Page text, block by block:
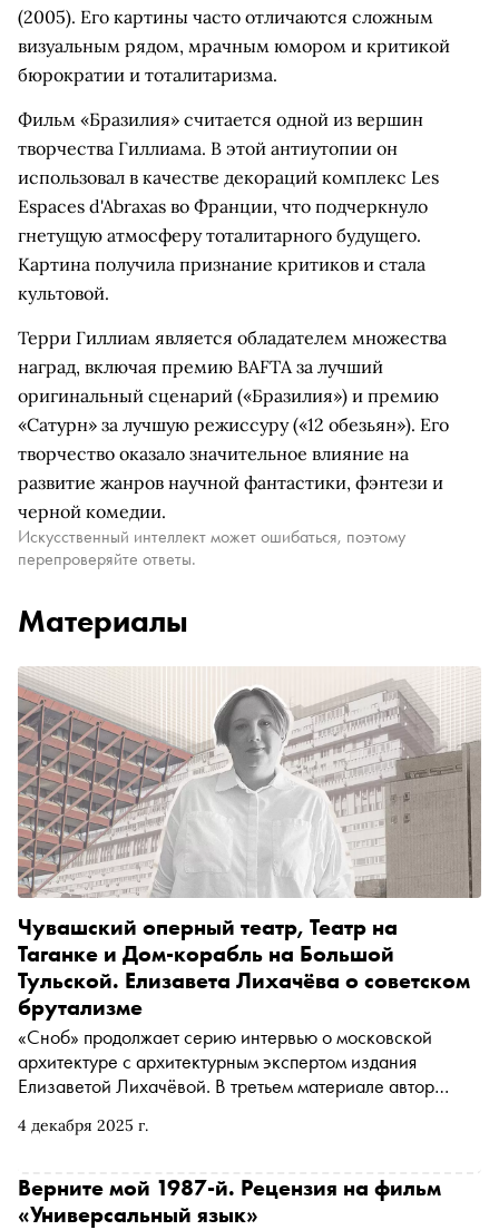
(2005). Его картины часто отличаются сложным
визуальным рядом, мрачным юмором и критикой
бюрократии и тоталитаризма.
Фильм «Бразилия» считается одной из вершин
творчества Гиллиама. В этой антиутопии он
использовал в качестве декораций комплекс Les
Espaces d'Abraxas во Франции, что подчеркнуло
гнетущую атмосферу тоталитарного будущего.
Картина получила признание критиков и стала
культовой.
Терри Гиллиам является обладателем множества
наград, включая премию BAFTA за лучший
оригинальный сценарий («Бразилия») и премию
«Сатурн» за лучшую режиссуру («12 обезьян»). Его
творчество оказало значительное влияние на
развитие жанров научной фантастики, фэнтези и
черной комедии.
Искусственный интеллект может ошибаться, поэтому
перепроверяйте ответы.
Материалы
4 декабря 2025 г.
Чувашский оперный театр, Театр на
Таганке и Дом-корабль на Большой
Тульской. Елизавета Лихачёва о советском
брутализме
«Сноб» продолжает серию интервью о московской
архитектуре с архитектурным экспертом издания
Елизаветой Лихачёвой. В третьем материале автор
Пушкинского музея о брутализме: от Чувашского театра
Большой Тульской до перевёрнутой пирамиды
Словацкого радио, города Скопье и «Хабитата 67» (а
Верните мой 1987-й. Рецензия на фильм
«Универсальный язык»